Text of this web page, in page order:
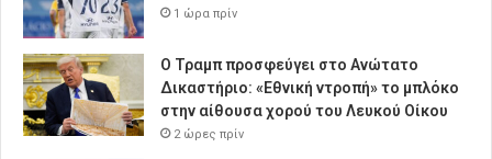
1 ώρα πρίν
Ο Τραμπ προσφεύγει στο Ανώτατο
Δικαστήριο: «Εθνική ντροπή» το μπλόκο
στην αίθουσα χορού του Λευκού Οίκου
2 ώρες πρίν